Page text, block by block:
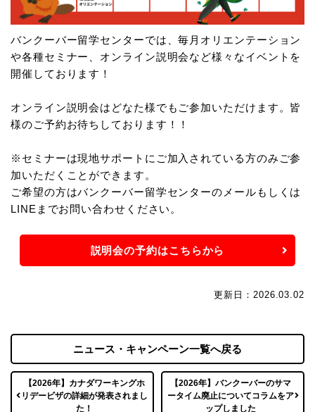
バンクーバー留学センターでは、毎月オリエンテーション
や各種セミナー、オンライン説明会など様々なイベントを
開催しております！
オンライン説明会はどなた様でもご参加いただけます。皆
様のご予約お待ちしております！！
※セミナーは現地サポートにご加入されている方のみご参
加いただくことができます。
ご希望の方はバンクーバー留学センターのメールもしくは
LINEまでお問い合わせください。
説明会の予約はこちらから
更新日：2026.03.02
【2026年】カナダワーキングホ
リデービザの詳細が発表されまし
た！
ニュース・キャンペーン一覧へ戻る
【2026年】バンクーバーのサマ
ータイム廃止についてコラムをア
ップしました